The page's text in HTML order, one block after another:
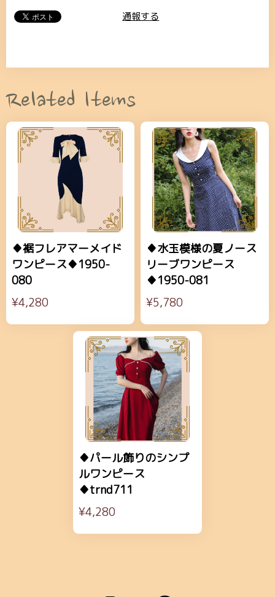
通報する
Related Items
♦裾フレアマーメイド
ワンピース♦1950-
080
¥4,280
♦水玉模様の夏ノース
リーブワンピース
♦1950-081
¥5,780
♦パール飾りのシンプ
ルワンピース
♦trnd711
¥4,280